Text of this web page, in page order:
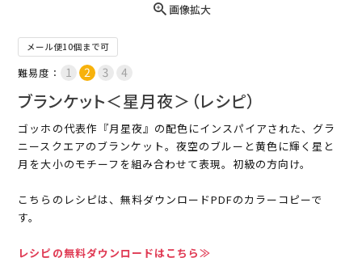
画像拡大
メール便10個まで可
難易度：
ブランケット＜星月夜＞（レシピ）
ゴッホの代表作『月星夜』の配色にインスパイアされた、グラ
ニースクエアのブランケット。夜空のブルーと黄色に輝く星と
月を大小のモチーフを組み合わせて表現。初級の方向け。
こちらのレシピは、無料ダウンロードPDFのカラーコピーで
す。
レシピの無料ダウンロードはこちら≫